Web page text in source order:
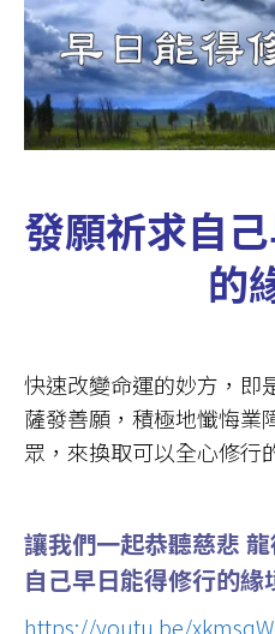
發願祈求自
的
快速改變命運的妙方，即
薩發善願，積極地懺悔業
眾，來換取可以全心修行
讓我們一起恭聽慈悲
自己早日能得修行的緣
https://youtu.be/